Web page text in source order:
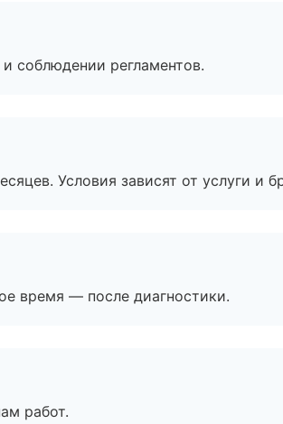
соблюдении регламентов.
Условия зависят от услуги и
время — после диагностики.
работ.